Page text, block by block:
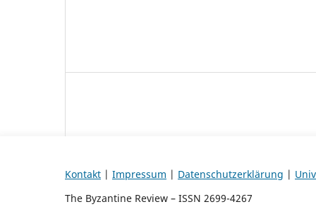
Kontakt | Impressum | Datenschutzerklärung |
The Byzantine Review – ISSN 2699-4267